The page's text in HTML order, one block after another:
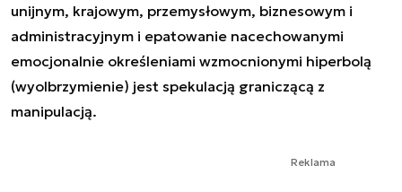
unijnym, krajowym, przemysłowym, biznesowym i
administracyjnym i epatowanie nacechowanymi
emocjonalnie określeniami wzmocnionymi hiperbolą
(wyolbrzymienie) jest spekulacją graniczącą z
manipulacją.
Reklama